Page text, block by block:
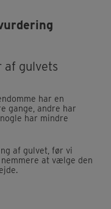
af gulvets
har en
gange, andre har
har mindre
af gulvet, før vi
at vælge den